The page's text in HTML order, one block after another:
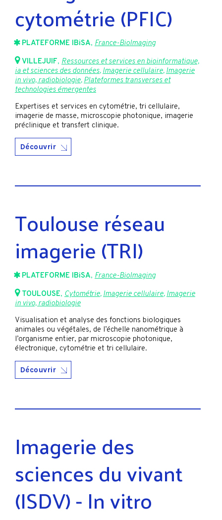
cytométrie (PFIC)
PLATEFORME IBiSA, France-BioImaging
VILLEJUIF, Ressources et services en bioinformatique,
ia et sciences des données,Imagerie cellulaire,Imagerie
in vivo, radiobiologie,Plateformes transverses et
technologies émergentes
Expertises et services en cytométrie, tri cellulaire,
imagerie de masse, microscopie photonique, imagerie
préclinique et transfert clinique.
Découvrir
Toulouse réseau
imagerie (TRI)
PLATEFORME IBiSA, France-BioImaging
TOULOUSE, Cytométrie, Imagerie cellulaire, Imagerie
in vivo, radiobiologie
Visualisation et analyse des fonctions biologiques
animales ou végétales, de l’échelle nanométrique à
l’organisme entier, par microscopie photonique,
électronique, cytométrie et tri cellulaire.
Découvrir
Imagerie des
sciences du vivant
(ISDV) - In vitro